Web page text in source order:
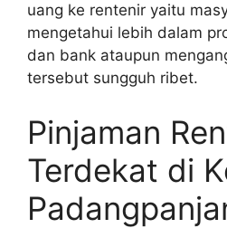
uang ke rentenir yaitu
mengetahui lebih dalam
dan bank ataupun
tersebut sungguh ribet.
Pinjaman
Terdekat di